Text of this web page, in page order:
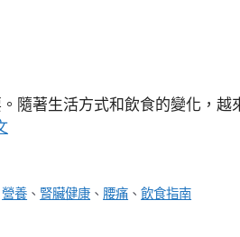
隨著生活方式和飲食的變化，越
營養 、 腎臟健康 、 腰痛 、飲食指南